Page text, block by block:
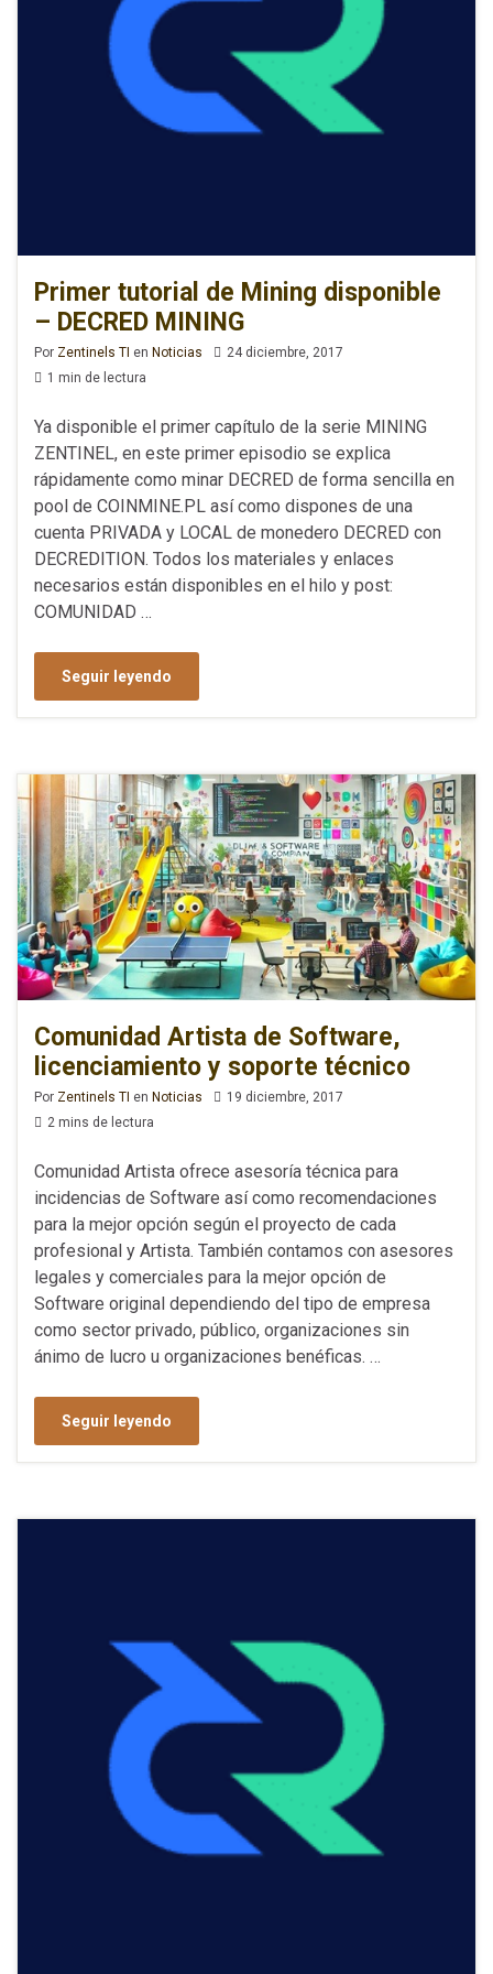
Primer tutorial de Mining disponible
– DECRED MINING
Por Zentinels TI en Noticias
24 diciembre, 2017
1 min de lectura
Ya disponible el primer capítulo de la serie MINING
ZENTINEL, en este primer episodio se explica
rápidamente como minar DECRED de forma sencilla en
pool de COINMINE.PL así como dispones de una
cuenta PRIVADA y LOCAL de monedero DECRED con
DECREDITION. Todos los materiales y enlaces
necesarios están disponibles en el hilo y post:
COMUNIDAD …
Seguir leyendo
Comunidad Artista de Software,
licenciamiento y soporte técnico
Por Zentinels TI en Noticias
19 diciembre, 2017
2 mins de lectura
Comunidad Artista ofrece asesoría técnica para
incidencias de Software así como recomendaciones
para la mejor opción según el proyecto de cada
profesional y Artista. También contamos con asesores
legales y comerciales para la mejor opción de
Software original dependiendo del tipo de empresa
como sector privado, público, organizaciones sin
ánimo de lucro u organizaciones benéficas. …
Seguir leyendo